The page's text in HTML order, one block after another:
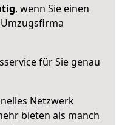
, wenn Sie einen
für Sie genau
Netzwerk
bieten als manch